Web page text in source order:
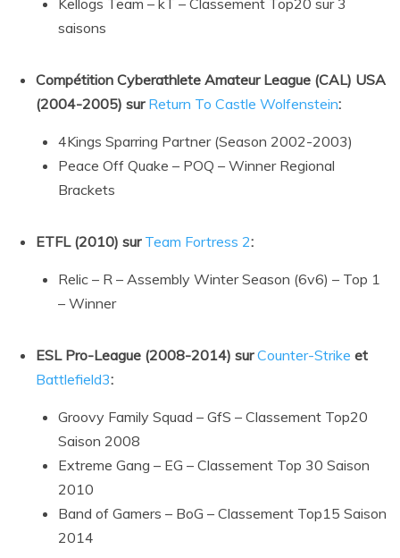
Kellogs Team – kT – Classement Top20 sur 3
saisons
Compétition Cyberathlete Amateur League (CAL) USA
(2004-2005) sur Return To Castle Wolfenstein:
4Kings Sparring Partner (Season 2002-2003)
Peace Off Quake – POQ – Winner Regional
Brackets
ETFL (2010) sur Team Fortress 2:
Relic – R – Assembly Winter Season (6v6) – Top 1
– Winner
ESL Pro-League (2008-2014) surCounter-Strike et
Battlefield3:
Groovy Family Squad – GfS – Classement Top20
Saison 2008
Extreme Gang – EG – Classement Top 30 Saison
2010
Band of Gamers – BoG – Classement Top15 Saison
2014